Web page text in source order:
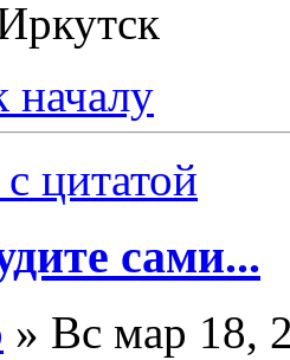
началу
цитатой
сами...
» Вс мар 18,